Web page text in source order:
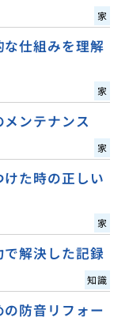
家
な仕組みを理解
家
ンテナンス
家
た時の正しい
家
解決した記録
知識
防音リフォー